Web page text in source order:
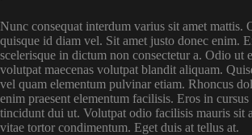
Nunc consequat interdum varius sit amet mattis.
quisque id diam vel. Sit amet justo donec enim.
scelerisque in dictum non consectetur a. Odio ut
volutpat maecenas volutpat blandit aliquam.
vel quam elementum pulvinar etiam. Rhoncus
enim praesent elementum facilisis. Eros in cursus
tincidunt dui ut. Volutpat odio facilisis mauris sit
vitae tortor condimentum. Eget duis at tellus at.